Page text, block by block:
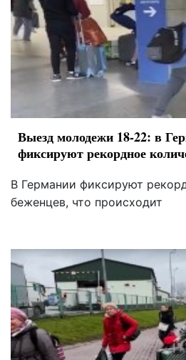
Выезд молодежи 18-22: в
фиксируют рекордное
В Германии фиксируют
беженцев, что происходит